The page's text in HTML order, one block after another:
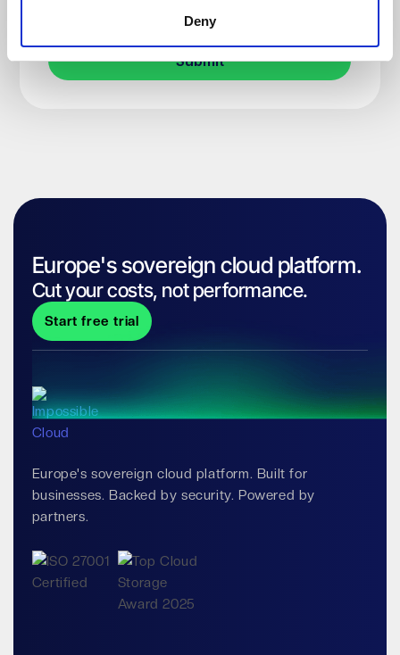
Deny
Europe's sovereign cloud platform.
Cut your costs, not performance.
Start free trial
Europe's sovereign cloud platform. Built for
businesses. Backed by security. Powered by
partners.